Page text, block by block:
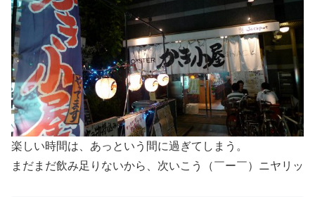
楽しい時間は、あっという間に過ぎてしまう。
まだまだ飲み足りないから、次いこう（￣ー￣）ニヤリッ